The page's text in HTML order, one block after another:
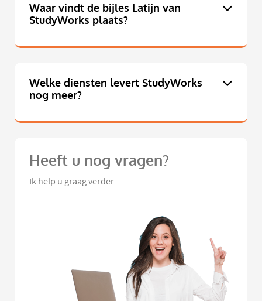
Waar vindt de bijles Latijn van
StudyWorks plaats?
Welke diensten levert StudyWorks
nog meer?
Heeft u nog vragen?
Ik help u graag verder